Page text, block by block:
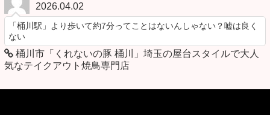
2026.04.02
「桶川駅」より歩いて約7分ってことはないんしゃない？嘘は良く
ない
桶川市「くれないの豚 桶川」埼玉の屋台スタイルで大人
気なテイクアウト焼鳥専門店